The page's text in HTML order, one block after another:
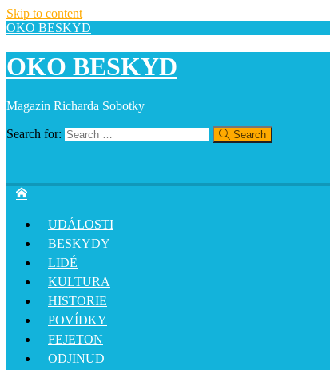
Skip to content
OKO BESKYD
OKO BESKYD
Magazín Richarda Sobotky
Search for: Search
UDÁLOSTI
BESKYDY
LIDÉ
KULTURA
HISTORIE
POVÍDKY
FEJETON
ODJINUD